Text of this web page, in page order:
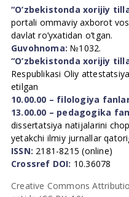
“O’zbekistonda xorijiy
portali ommaviy axborot
davlat ro’yxatidan o’tgan.
Guvohnoma: №1032.
“O’zbekistonda xorijiy
Respublikasi Oliy
etilgan
10.00.00 – filologiya
13.00.00 – pedagogika
dissertatsiya natijalarini
yetakchi ilmiy jurnallar
ISSN: 2181-8215 (online)
Crossref DOI: 10.36078
Creative Commons